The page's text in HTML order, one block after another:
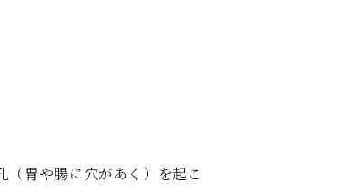
胃や腸に穴があく）を起こ